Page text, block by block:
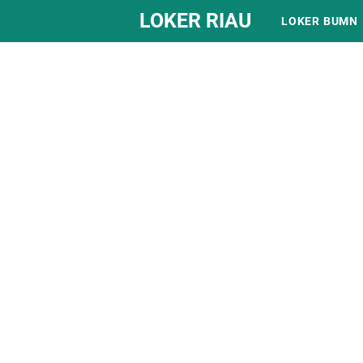
LOKER RIAU LOKER BUMN